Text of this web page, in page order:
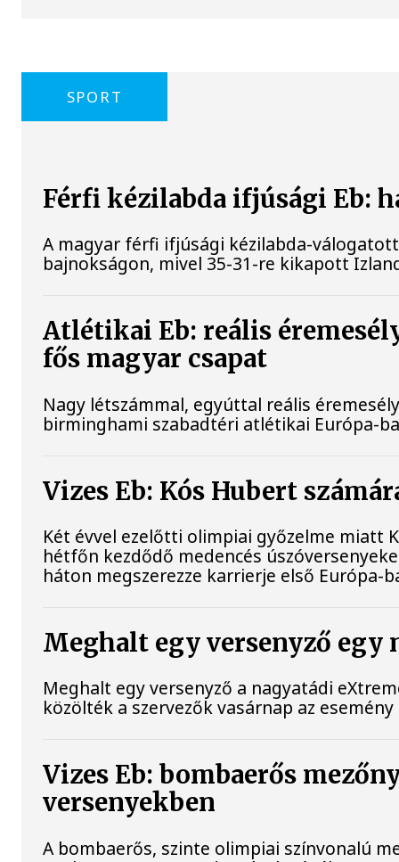
SPORT
Férfi kézilabda ifjúsági Eb:
A magyar férfi ifjúsági kézilabda-
bajnokságon, mivel 35-31-re kikapott
Atlétikai Eb: reális
fős magyar csapat
Nagy létszámmal, egyúttal reális
birminghami szabadtéri atlétikai Európa-
Vizes Eb: Kós Hubert
Két évvel ezelőtti olimpiai győzelme miatt
hétfőn kezdődő medencés
háton megszerezze karrierje első Európa-
Meghalt egy versenyző
Meghalt egy versenyző a nagyatádi
közölték a szervezők vasárnap az
Vizes Eb: bombaerős
versenyekben
A bombaerős, szinte olimpiai színvonalú